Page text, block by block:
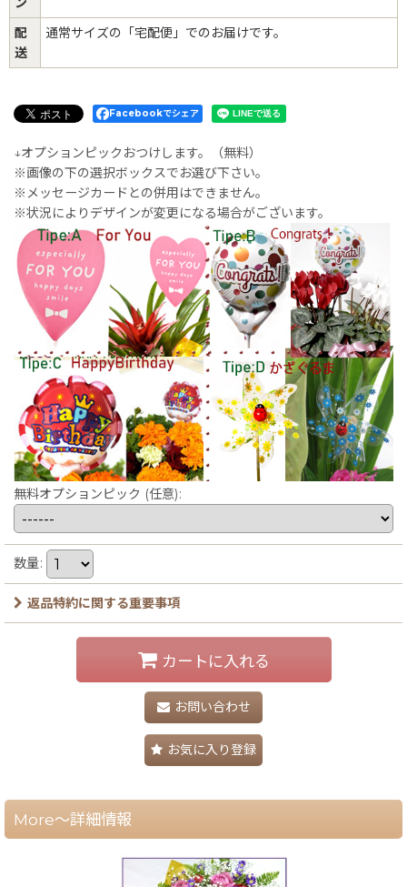
配
送
通常サイズの「宅配便」でのお届けです。
Facebookでシェア
↓オプションピックおつけします。（無料）
※画像の下の選択ボックスでお選び下さい。
※メッセージカードとの併用はできません。
※状況によりデザインが変更になる場合がございます。
無料オプションピック (任意):
数量:
返品特約に関する重要事項
カートに入れる
お問い合わせ
お気に入り登録
More～詳細情報